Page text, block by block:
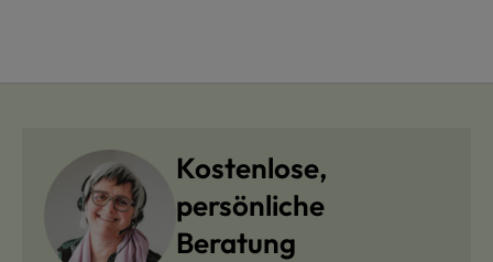
Kostenlose,
persönliche
Beratung